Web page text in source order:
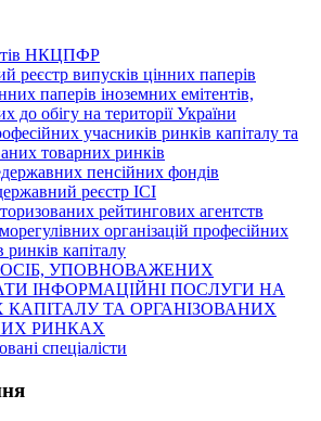
НКЦПФР
реєстр випусків цінних паперів
паперів іноземних емітентів,
до обігу на території України
учасників ринків капіталу та
товарних ринків
пенсійних фондів
реєстр ІСІ
рейтингових агентств
організацій професійних
ринків капіталу
ОСІБ, УПОВНОВАЖЕНИХ
ІНФОРМАЦІЙНІ ПОСЛУГИ НА
ТА ОРГАНІЗОВАНИХ
РИНКАХ
спеціалісти